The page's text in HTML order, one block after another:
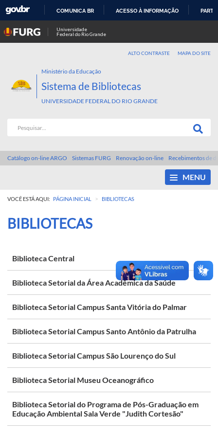
COMUNICA BR ACESSO À INFORMAÇÃO
Universidade
Federal do Rio Grande
ALTO CONTRASTE MAPA DO SITE
Ministério da Educação
Sistema de Bibliotecas
UNIVERSIDADE FEDERAL DO RIO GRANDE
Catálogo on-line ARGO Sistemas FURG Renovação on-line Recebimentos de
MENU
VOCÊ ESTÁ AQUI: PÁGINA INICIAL > BIBLIOTECAS
BIBLIOTECAS
Biblioteca Central
Biblioteca Setorial da Área Acadêmica da Saúde
Biblioteca Setorial Campus Santa Vitória do Palmar
Biblioteca Setorial Campus Santo Antônio da Patrulha
Biblioteca Setorial Campus São Lourenço do Sul
Biblioteca Setorial Museu Oceanográfico
Biblioteca Setorial do Programa de Pós-Graduação em
Educação Ambiental Sala Verde "Judith Cortesão"